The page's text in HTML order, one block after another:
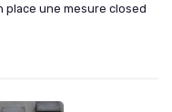
place une mesure closed